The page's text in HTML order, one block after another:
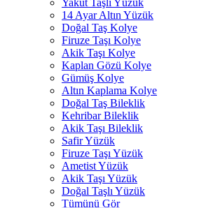
Yakut Taşlı Yüzük
14 Ayar Altın Yüzük
Doğal Taş Kolye
Firuze Taşı Kolye
Akik Taşı Kolye
Kaplan Gözü Kolye
Gümüş Kolye
Altın Kaplama Kolye
Doğal Taş Bileklik
Kehribar Bileklik
Akik Taşı Bileklik
Safir Yüzük
Firuze Taşı Yüzük
Ametist Yüzük
Akik Taşı Yüzük
Doğal Taşlı Yüzük
Tümünü Gör